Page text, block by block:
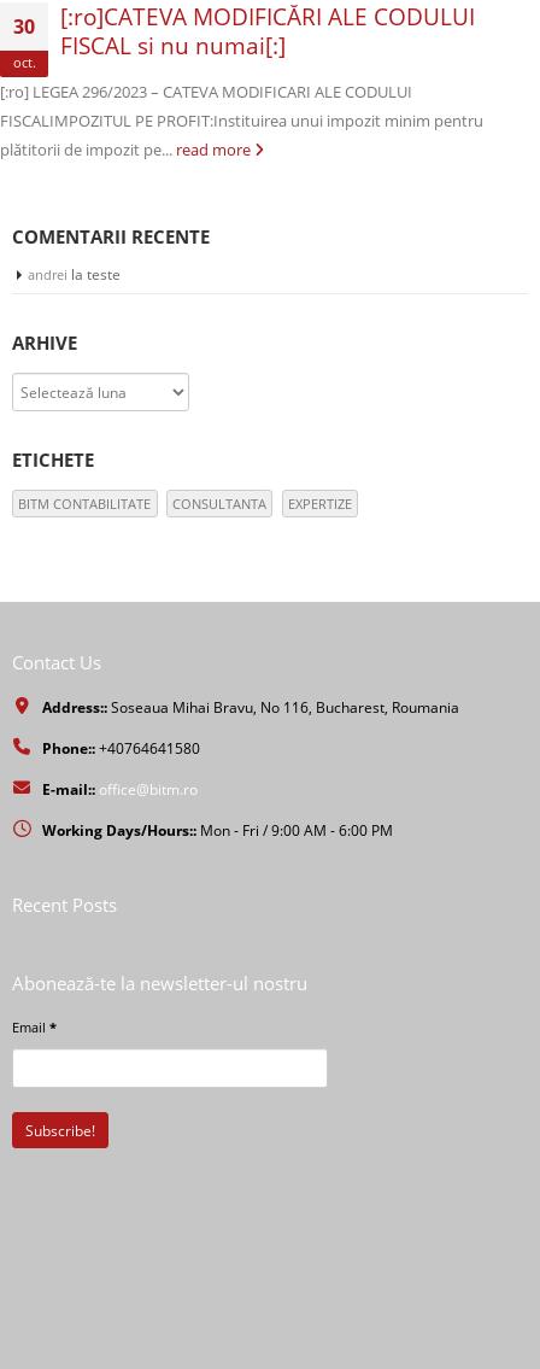
30
oct.
[:ro]CATEVA MODIFICĂRI ALE CODULUI
FISCAL si nu numai[:]
[:ro] LEGEA 296/2023 – CATEVA MODIFICARI ALE CODULUI
FISCALIMPOZITUL PE PROFIT:Instituirea unui impozit minim pentru
plătitorii de impozit pe... read more
COMENTARII RECENTE
andrei la teste
ARHIVE
Arhive
ETICHETE
BITM CONTABILITATE CONSULTANTA EXPERTIZE
Contact Us
Address::Soseaua Mihai Bravu, No 116, Bucharest, Roumania
Phone::+40764641580
E-mail:: office@bitm.ro
Working Days/Hours:: Mon - Fri / 9:00 AM - 6:00 PM
Recent Posts
Abonează-te la newsletter-ul nostru
Email *